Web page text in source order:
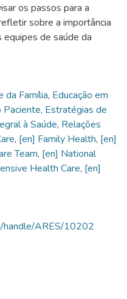
os passos para a
sobre a importância
de saúde da
da Família, Educação em
Paciente, Estratégias de
à Saúde, Relações
, [en] Family Health, [en]
Team, [en] National
Health Care, [en]
handle/ARES/10202